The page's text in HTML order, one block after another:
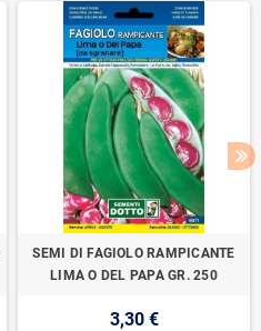
SEMI DI FAGIOLO RAMPICANTE
LIMA O DEL PAPA GR. 250
3,30 €